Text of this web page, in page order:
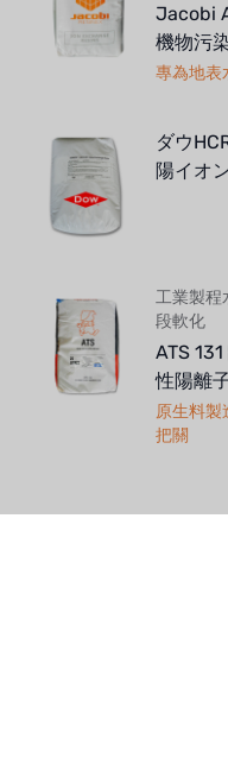
Jacobi
機物污
專為地表
ダウ
陽イオン
工業製程
段軟化
ATS
性陽離
原生料製
把關